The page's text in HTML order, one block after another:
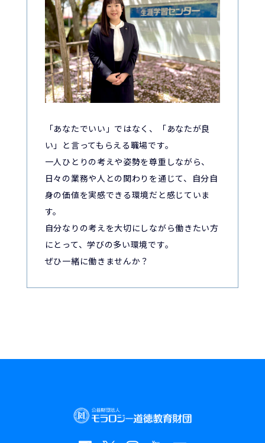
「あなたでいい」ではなく、「あなたが良
い」と言ってもらえる職場です。
一人ひとりの考えや姿勢を尊重しながら、
日々の業務や人との関わりを通じて、自分自
身の価値を実感できる環境だと感じていま
す。
自分なりの考えを大切にしながら働きたい方
にとって、学びの多い環境です。
ぜひ一緒に働きませんか？